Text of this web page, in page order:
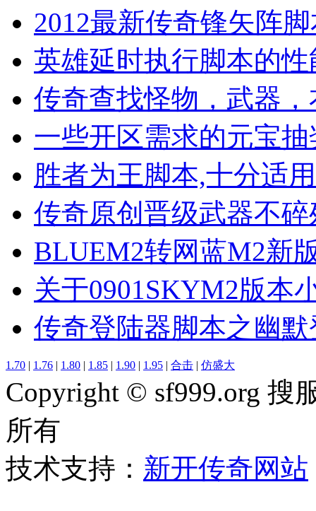
2012最新传奇锋矢阵
英雄延时执行脚本的
传奇查找怪物，武器
一些开区需求的元宝
胜者为王脚本,十分适
传奇原创晋级武器不
BLUEM2转网蓝M2新
关于0901SKYM2版本
传奇登陆器脚本之幽
1.70 | 1.76 | 1.80 | 1.85 | 1.90 | 1.95 | 合击 | 仿盛大
Copyright © sf999.org 搜
所有
技术支持： 新开传奇网站